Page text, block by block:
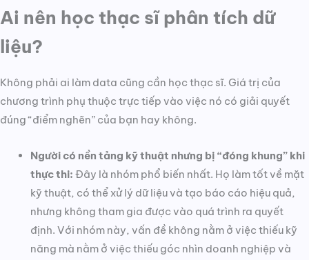
Ai nên học thạc sĩ phân tích dữ
liệu?
Không phải ai làm data cũng cần học thạc sĩ. Giá trị của
chương trình phụ thuộc trực tiếp vào việc nó có giải quyết
đúng “điểm nghẽn” của bạn hay không.
Người có nền tảng kỹ thuật nhưng bị “đóng khung” khi
thực thi: Đây là nhóm phổ biến nhất. Họ làm tốt về mặt
kỹ thuật, có thể xử lý dữ liệu và tạo báo cáo hiệu quả,
nhưng không tham gia được vào quá trình ra quyết
định. Với nhóm này, vấn đề không nằm ở việc thiếu kỹ
năng mà nằm ở việc thiếu góc nhìn doanh nghiệp và